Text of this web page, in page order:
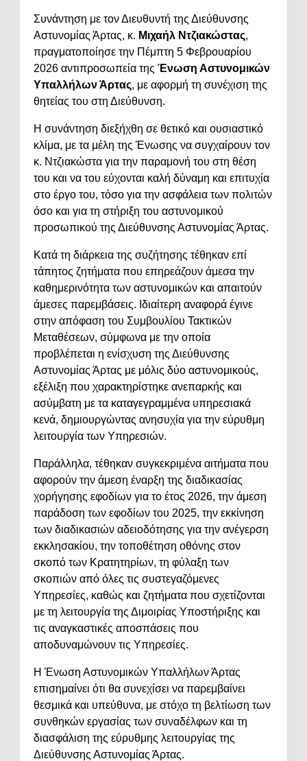
Συνάντηση με τον Διευθυντή της Διεύθυνσης
Αστυνομίας Άρτας, κ. Μιχαήλ Ντζιακώστας,
πραγματοποίησε την Πέμπτη 5 Φεβρουαρίου
2026 αντιπροσωπεία της Ένωση Αστυνομικών
Υπαλλήλων Άρτας, με αφορμή τη συνέχιση της
θητείας του στη Διεύθυνση.
Η συνάντηση διεξήχθη σε θετικό και ουσιαστικό
κλίμα, με τα μέλη της Ένωσης να συγχαίρουν τον
κ. Ντζιακώστα για την παραμονή του στη θέση
του και να του εύχονται καλή δύναμη και επιτυχία
στο έργο του, τόσο για την ασφάλεια των πολιτών
όσο και για τη στήριξη του αστυνομικού
προσωπικού της Διεύθυνσης Αστυνομίας Άρτας.
Κατά τη διάρκεια της συζήτησης τέθηκαν επί
τάπητος ζητήματα που επηρεάζουν άμεσα την
καθημερινότητα των αστυνομικών και απαιτούν
άμεσες παρεμβάσεις. Ιδιαίτερη αναφορά έγινε
στην απόφαση του Συμβουλίου Τακτικών
Μεταθέσεων, σύμφωνα με την οποία
προβλέπεται η ενίσχυση της Διεύθυνσης
Αστυνομίας Άρτας με μόλις δύο αστυνομικούς,
εξέλιξη που χαρακτηρίστηκε ανεπαρκής και
ασύμβατη με τα καταγεγραμμένα υπηρεσιακά
κενά, δημιουργώντας ανησυχία για την εύρυθμη
λειτουργία των Υπηρεσιών.
Παράλληλα, τέθηκαν συγκεκριμένα αιτήματα που
αφορούν την άμεση έναρξη της διαδικασίας
χορήγησης εφοδίων για το έτος 2026, την άμεση
παράδοση των εφοδίων του 2025, την εκκίνηση
των διαδικασιών αδειοδότησης για την ανέγερση
εκκλησακίου, την τοποθέτηση οθόνης στον
σκοπό των Κρατητηρίων, τη φύλαξη των
σκοπιών από όλες τις συστεγαζόμενες
Υπηρεσίες, καθώς και ζητήματα που σχετίζονται
με τη λειτουργία της Διμοιρίας Υποστήριξης και
τις αναγκαστικές αποσπάσεις που
αποδυναμώνουν τις Υπηρεσίες.
Η Ένωση Αστυνομικών Υπαλλήλων Άρτας
επισημαίνει ότι θα συνεχίσει να παρεμβαίνει
θεσμικά και υπεύθυνα, με στόχο τη βελτίωση των
συνθηκών εργασίας των συναδέλφων και τη
διασφάλιση της εύρυθμης λειτουργίας της
Διεύθυνσης Αστυνομίας Άρτας.